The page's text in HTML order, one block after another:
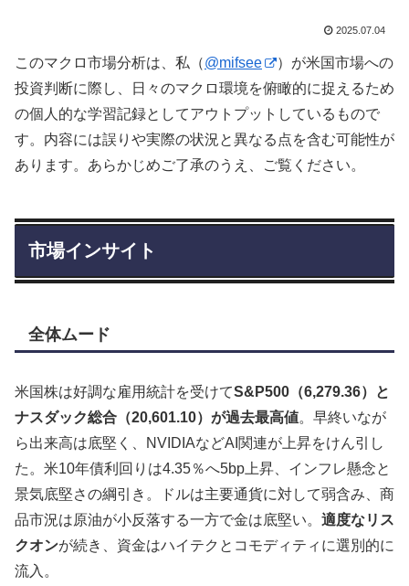
2025.07.04
このマクロ市場分析は、私（@mifsee
）が米国市場への
投資判断に際し、日々のマクロ環境を俯瞰的に捉えるため
の個人的な学習記録としてアウトプットしているもので
す。内容には誤りや実際の状況と異なる点を含む可能性が
あります。あらかじめご了承のうえ、ご覧ください。
市場インサイト
全体ムード
米国株は好調な雇用統計を受けてS&P500（6,279.36）と
ナスダック総合（20,601.10）が過去最高値。早終いなが
ら出来高は底堅く、NVIDIAなどAI関連が上昇をけん引し
た。米10年債利回りは4.35％へ5bp上昇、インフレ懸念と
景気底堅さの綱引き。ドルは主要通貨に対して弱含み、商
品市況は原油が小反落する一方で金は底堅い。 適度なリス
クオンが続き、資金はハイテクとコモディティに選別的に
流入。